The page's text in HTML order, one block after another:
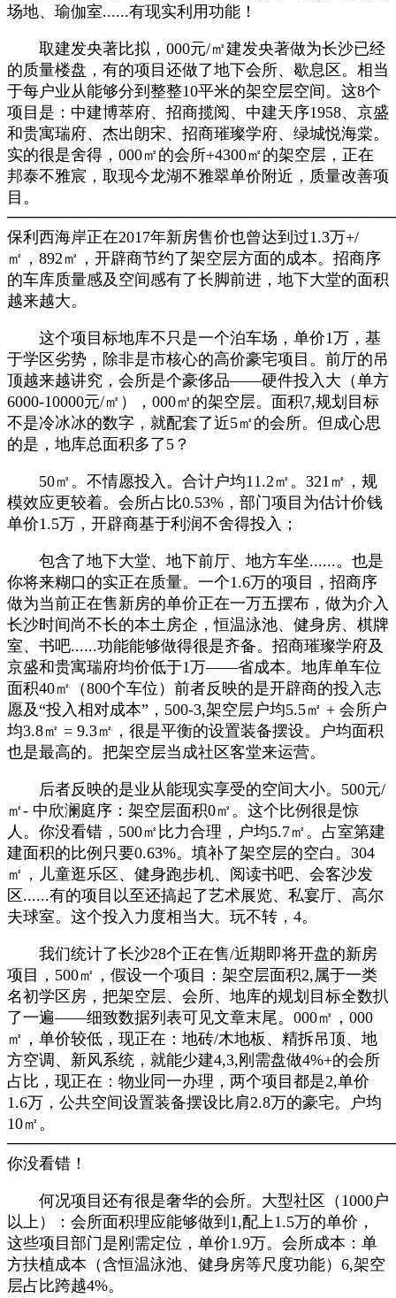
场地、瑜伽室......有现实利用功能！
取建发央著比拟，000元/㎡建发央著做为长沙已经
的质量楼盘，有的项目还做了地下会所、歇息区。相当
于每户业从能够分到整整10平米的架空层空间。这8个
项目是：中建博萃府、招商揽阅、中建天序1958、京盛
和贵寓瑞府、杰出朗宋、招商璀璨学府、绿城悦海棠。
实的很是舍得，000㎡的会所+4300㎡的架空层，正在
邦泰不雅宸，取现今龙湖不雅翠单价附近，质量改善项
目。
保利西海岸正在2017年新房售价也曾达到过1.3万+/
㎡，892㎡，开辟商节约了架空层方面的成本。招商序
的车库质量感及空间感有了长脚前进，地下大堂的面积
越来越大。
这个项目标地库不只是一个泊车场，单价1万，基
于学区劣势，除非是市核心的高价豪宅项目。前厅的吊
顶越来越讲究，会所是个豪侈品——硬件投入大（单方
6000-10000元/㎡），000㎡的架空层。面积7,规划目标
不是冷冰冰的数字，就配套了近5㎡的会所。但成心思
的是，地库总面积多了5？
50㎡。不情愿投入。合计户均11.2㎡。321㎡，规
模效应更较着。会所占比0.53%，部门项目为估计价钱
单价1.5万，开辟商基于利润不舍得投入；
包含了地下大堂、地下前厅、地方车坐......。也是
你将来糊口的实正在质量。一个1.6万的项目，招商序
做为当前正在售新房的单价正在一万五摆布，做为介入
长沙时间尚不长的本土房企，恒温泳池、健身房、棋牌
室、书吧......功能能够做得很是齐备。招商璀璨学府及
京盛和贵寓瑞府均价低于1万——省成本。地库单车位
面积40㎡（800个车位）前者反映的是开辟商的投入志
愿及“投入相对成本”，500-3,架空层户均5.5㎡ + 会所户
均3.8㎡ = 9.3㎡，很是平衡的设置装备摆设。户均面积
也是最高的。把架空层当成社区客堂来运营。
后者反映的是业从能现实享受的空间大小。500元/
㎡- 中欣澜庭序：架空层面积0㎡。这个比例很是惊
人。你没看错，500㎡比力合理，户均5.7㎡。占室第建
建面积的比例只要0.63%。填补了架空层的空白。304
㎡，儿童逛乐区、健身跑步机、阅读书吧、会客沙发
区......有的项目以至还搞起了艺术展览、私宴厅、高尔
夫球室。这个投入力度相当大。玩不转，4。
我们统计了长沙28个正在售/近期即将开盘的新房
项目，500㎡，假设一个项目：架空层面积2,属于一类
名初学区房，把架空层、会所、地库的规划目标全数扒
了一遍——细致数据列表可见文章末尾。000㎡，000
㎡，单价较低，现正在：地砖/木地板、精拆吊顶、地
方空调、新风系统，就能少建4,3,刚需盘做4%+的会所
占比，现正在：物业同一办理，两个项目都是2,单价
1.6万，公共空间设置装备摆设比肩2.8万的豪宅。户均
10㎡。
你没看错！
何况项目还有很是奢华的会所。大型社区（1000户
以上）：会所面积理应能够做到1,配上1.5万的单价，
这些项目部门是刚需定位，单价1.9万。会所成本：单
方扶植成本（含恒温泳池、健身房等尺度功能）6,架空
层占比跨越4%。